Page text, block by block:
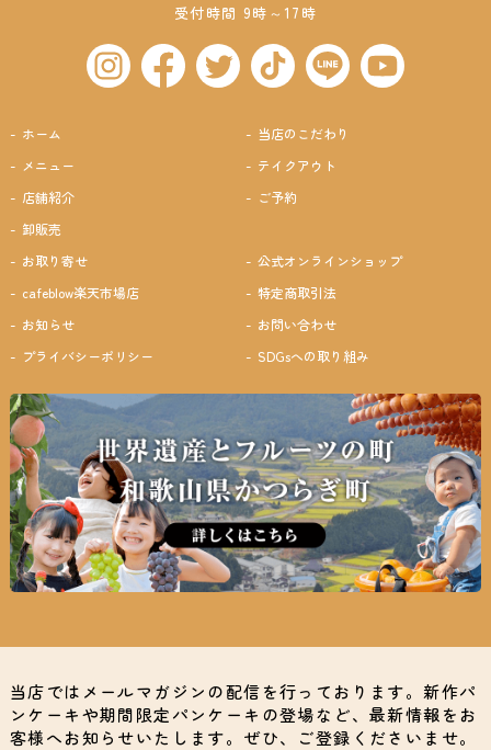
受付時間 9時～17時
ホーム
当店のこだわり
メニュー
テイクアウト
店舗紹介
ご予約
卸販売
お取り寄せ
公式オンラインショップ
cafeblow楽天市場店
特定商取引法
お知らせ
お問い合わせ
プライバシーポリシー
SDGsへの取り組み
当店ではメールマガジンの配信を行っております。新作パ
ンケーキや期間限定パンケーキの登場など、最新情報をお
客様へお知らせいたします。ぜひ、ご登録くださいませ。